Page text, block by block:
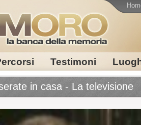
Testimoni
in casa - La televisione